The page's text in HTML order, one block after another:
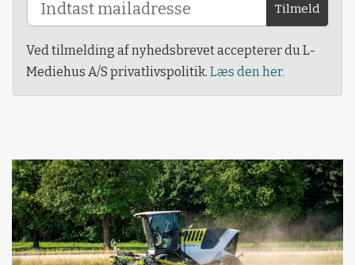
Tilmeld
Ved tilmelding af nyhedsbrevet accepterer du L-
Mediehus A/S privatlivspolitik. Læs den her.